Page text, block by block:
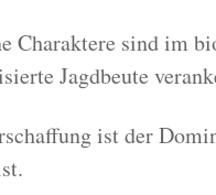
Charaktere sind im
Jagdbeute
ist der